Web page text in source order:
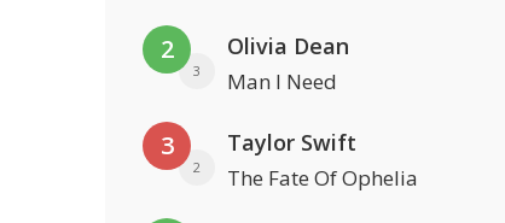
2
3
Olivia Dean
Man I Need
3
2
Taylor Swift
The Fate Of Ophelia